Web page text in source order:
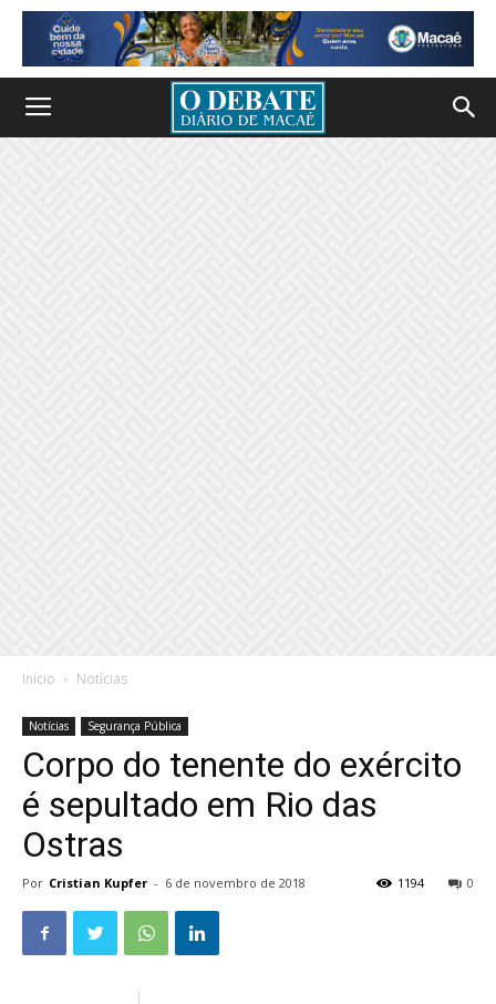
Início Notícias
Notícias Segurança Pública
Corpo do tenente do exército
é sepultado em Rio das
Ostras
Por Cristian Kupfer - 6 de novembro de 2018 0
1194